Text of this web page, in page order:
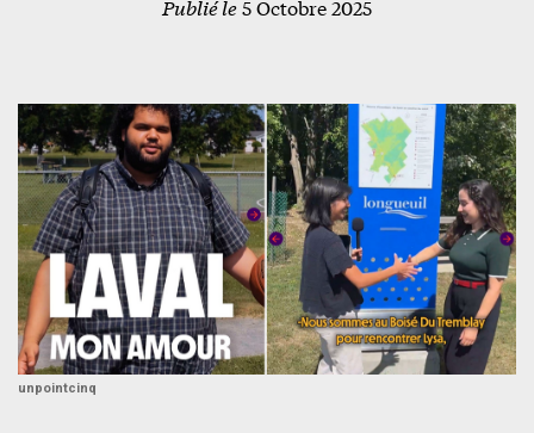
Environnement
Événements et conférences
Nous joindre
Publié le5 Octobre 2025
unpointcinq